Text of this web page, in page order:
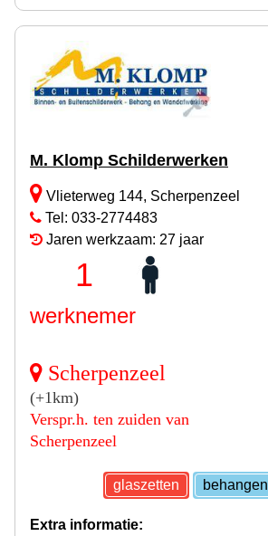
M. Klomp Schilderwerken
Vlieterweg 144, Scherpenzeel
Tel: 033-2774483
Jaren werkzaam: 27 jaar
1
werknemer
Scherpenzeel
(+1km)
Verspr.h. ten zuiden van
Scherpenzeel
glaszetten behangen
Extra informatie: